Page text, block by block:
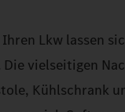
Lkw lassen
vielseitigen
Kühlschrank